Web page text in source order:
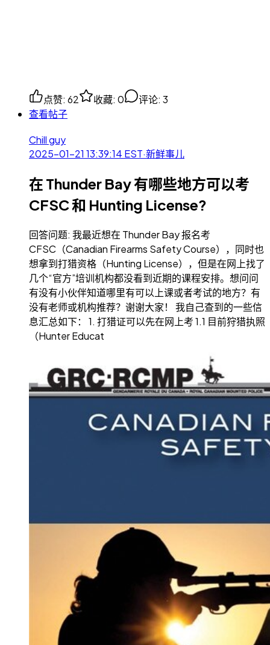
点赞: 62 收藏: 0 评论: 3
查看帖子
Chill guy
2025-01-21 13:39:14 EST·新鲜事儿
在 Thunder Bay 有哪些地方可以考
CFSC 和 Hunting License?
回答问题: 我最近想在 Thunder Bay 报名考
CFSC（Canadian Firearms Safety Course），同时也
想拿到打猎资格（Hunting License），但是在网上找了
几个“官方”培训机构都没看到近期的课程安排。想问问
有没有小伙伴知道哪里有可以上课或者考试的地方？有
没有老师或机构推荐？谢谢大家！ 我自己查到的一些信
息汇总如下： 1. 打猎证可以先在网上考 1.1 目前狩猎执照
（Hunter Educat